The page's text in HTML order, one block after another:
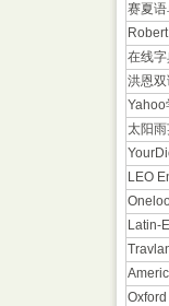
赛夏
在线
洪恩
Yahoo
太阳
LEO
Latin-